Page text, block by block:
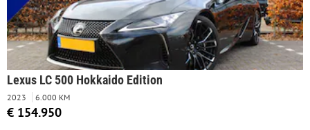
Lexus LC 500 Hokkaido Edition
2023 6.000 KM
€ 154.950